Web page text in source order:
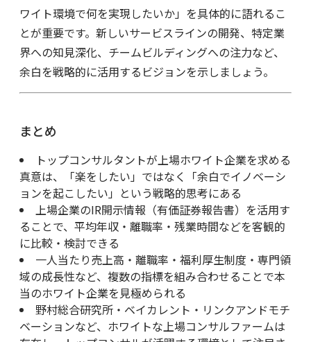
ワイト環境で何を実現したいか」を具体的に語れるこ
とが重要です。新しいサービスラインの開発、特定業
界への知見深化、チームビルディングへの注力など、
余白を戦略的に活用するビジョンを示しましょう。
まとめ
トップコンサルタントが上場ホワイト企業を求める
真意は、「楽をしたい」ではなく「余白でイノベーシ
ョンを起こしたい」という戦略的思考にある
上場企業のIR開示情報（有価証券報告書）を活用す
ることで、平均年収・離職率・残業時間などを客観的
に比較・検討できる
一人当たり売上高・離職率・福利厚生制度・専門領
域の成長性など、複数の指標を組み合わせることで本
当のホワイト企業を見極められる
野村総合研究所・ベイカレント・リンクアンドモチ
ベーションなど、ホワイトな上場コンサルファームは